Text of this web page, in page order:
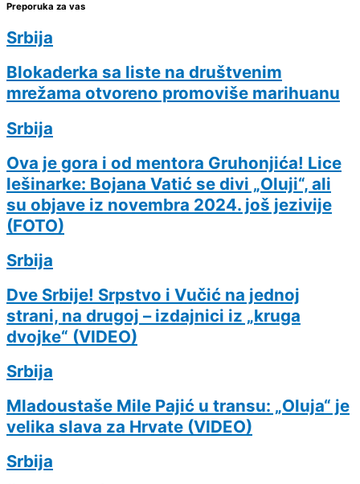
Preporuka za vas
Srbija
Blokaderka sa liste na društvenim
mrežama otvoreno promoviše marihuanu
Srbija
Ova je gora i od mentora Gruhonjića! Lice
lešinarke: Bojana Vatić se divi „Oluji“, ali
su objave iz novembra 2024. još jezivije
(FOTO)
Srbija
Dve Srbije! Srpstvo i Vučić na jednoj
strani, na drugoj – izdajnici iz „kruga
dvojke“ (VIDEO)
Srbija
Mladoustaše Mile Pajić u transu: „Oluja“ je
velika slava za Hrvate (VIDEO)
Srbija